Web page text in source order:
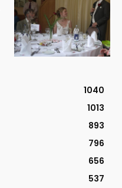
1040
1013
893
796
656
537